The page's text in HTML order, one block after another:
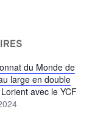
du Monde de
large en double
avec le YCF